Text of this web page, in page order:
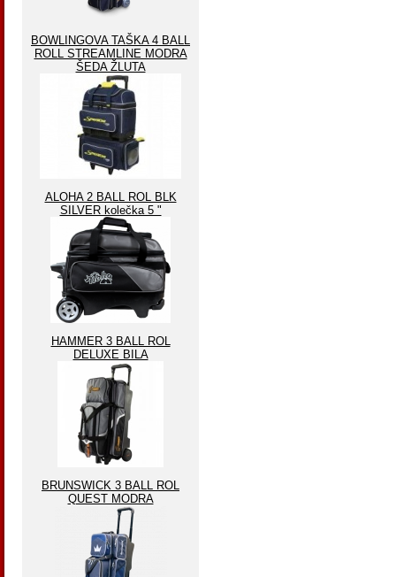
BOWLINGOVA TAŠKA 4 BALL
ROLL STREAMLINE MODRA
ŠEDA ŽLUTA
ALOHA 2 BALL ROL BLK
SILVER kolečka 5 "
HAMMER 3 BALL ROL
DELUXE BILA
BRUNSWICK 3 BALL ROL
QUEST MODRA